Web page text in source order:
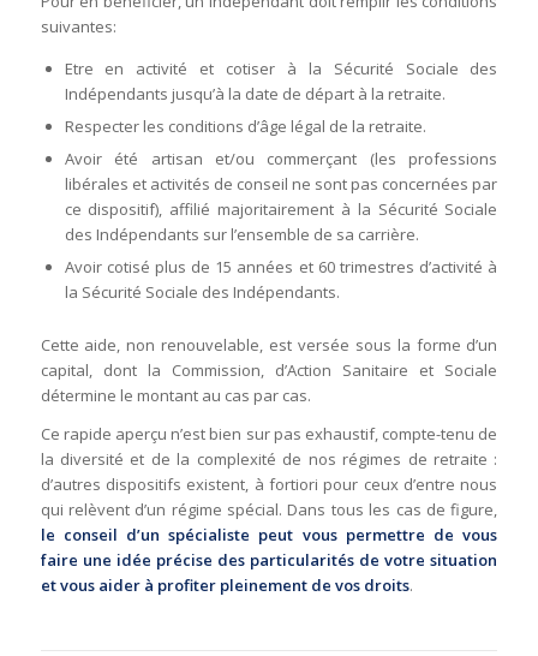
suivantes:
Etre en activité et cotiser à la Sécurité Sociale des
Indépendants jusqu’à la date de départ à la retraite.
Respecter les conditions d’âge légal de la retraite.
Avoir été artisan et/ou commerçant (les professions
libérales et activités de conseil ne sont pas concernées par
ce dispositif), affilié majoritairement à la Sécurité Sociale
des Indépendants sur l’ensemble de sa carrière.
Avoir cotisé plus de 15 années et 60 trimestres d’activité à
la Sécurité Sociale des Indépendants.
Cette aide, non renouvelable, est versée sous la forme d’un
capital, dont la Commission, d’Action Sanitaire et Sociale
détermine le montant au cas par cas.
Ce rapide aperçu n’est bien sur pas exhaustif, compte-tenu de
la diversité et de la complexité de nos régimes de retraite :
d’autres dispositifs existent, à fortiori pour ceux d’entre nous
qui relèvent d’un régime spécial. Dans tous les cas de figure,
le conseil d’un spécialiste peut vous permettre de vous
faire une idée précise des particularités de votre situation
et vous aider à profiter pleinement de vos droits.